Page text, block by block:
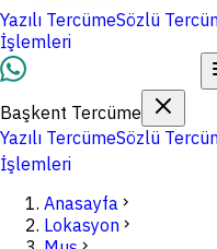
Yazılı TercümeSözlü
İşlemleri
Başkent Tercüme
Yazılı TercümeSözlü
İşlemleri
Anasayfa chevron_right
Lokasyon chevron_right